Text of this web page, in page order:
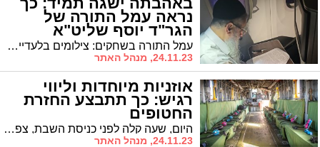
נראה עמל התורה של
הגר"ד יוסף שליט"א
עמל התורה בשחקים: צילומים בלעדיים של חבר מועצת חכמי התורה הגאון רבי דוד יוסף בדרכו לארגנטינה ע"י תושב אשדודי
24.11.23, מנהל האתר
אוזניות מיוחדות וליווי
רגיש: כך תתבצע החזרת
החטופים
היום, שעה קלה לפני כניסת השבת, צפויה להתבצע ה'פעימה הראשונה' במבצע החזרת החטופים. כך יתבצע בע"ה התהליך הגורם לכולנו להחסיר פעימה
24.11.23, מנהל האתר